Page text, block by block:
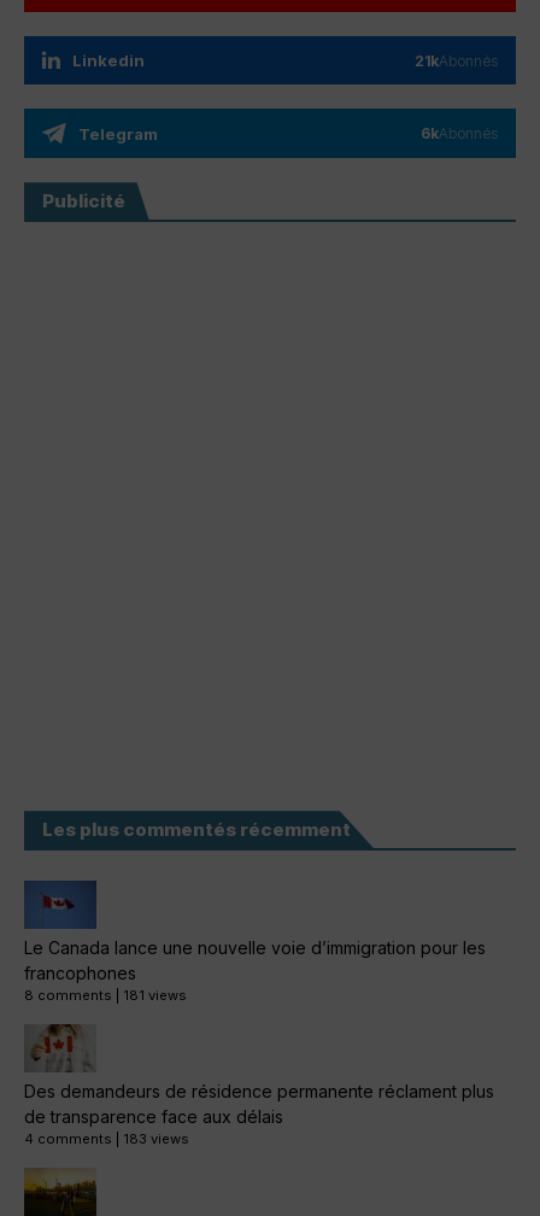
Linkedin 21kAbonnés
Telegram 6kAbonnés
Publicité
Les plus commentés récemment
Le Canada lance une nouvelle voie d’immigration pour les
francophones
8 comments 181 views
Des demandeurs de résidence permanente réclament plus
de transparence face aux délais
4 comments 183 views